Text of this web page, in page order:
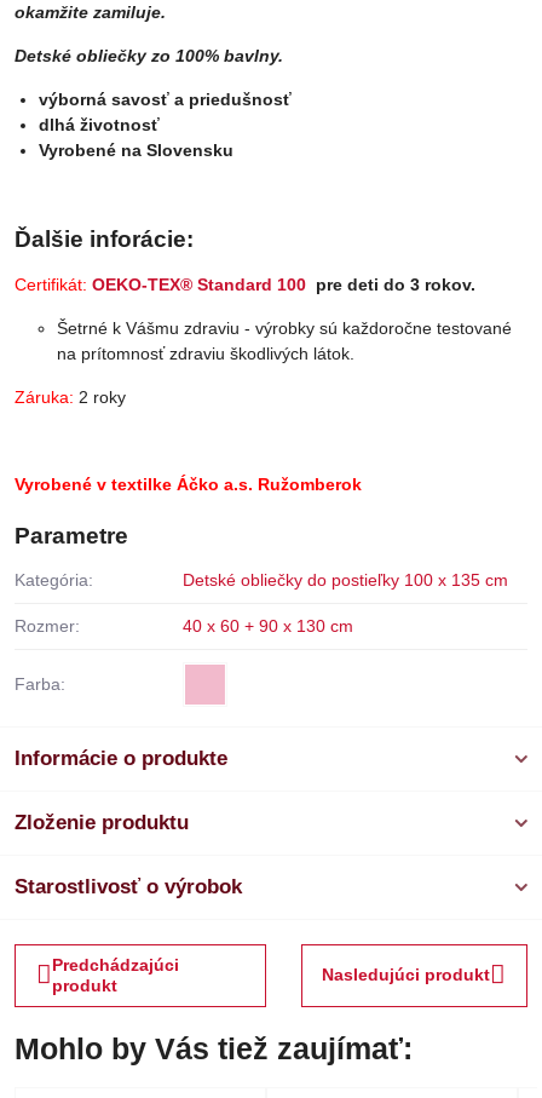
okamžite zamiluje.
Detské obliečky zo 100% bavlny.
výborná savosť a priedušnosť
dlhá životnosť
Vyrobené na Slovensku
Ďalšie inforácie:
Certifikát: OEKO-TEX® Standard 100 pre deti do 3 rokov.
Šetrné k Vášmu zdraviu - výrobky sú každoročne testované
na prítomnosť zdraviu škodlivých látok.
Záruka: 2 roky
Vyrobené v textilke Áčko a.s. Ružomberok
Parametre
Kategória: Detské obliečky do postieľky 100 x 135 cm
Rozmer: 40 x 60 + 90 x 130 cm
Farba:
Informácie o produkte
Zloženie produktu
Starostlivosť o výrobok
Predchádzajúci
produkt
Nasledujúci produkt
Mohlo by Vás tiež zaujímať: